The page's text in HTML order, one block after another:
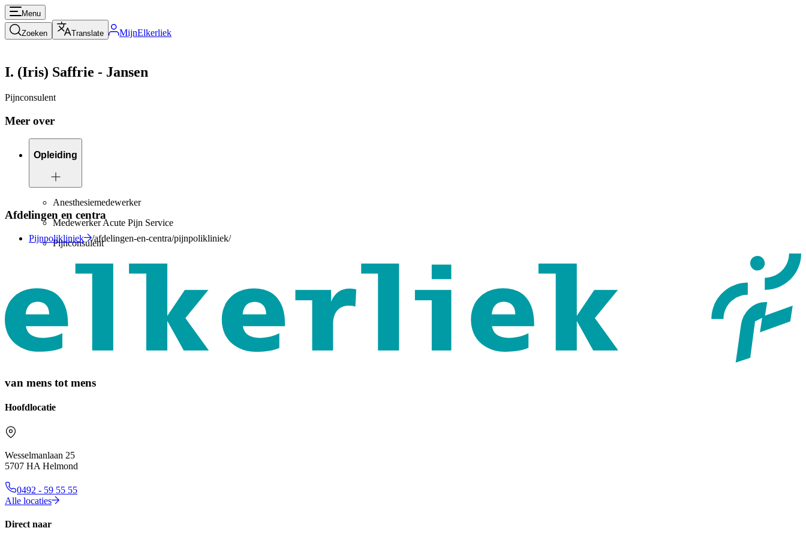
Menu
Zoeken Translate MijnElkerliek
I. (Iris) Saffrie - Jansen
Pijnconsulent
Meer over
Opleiding
Anesthesiemedewerker
Medewerker Acute Pijn Service
Pijnconsulent
Afdelingen en centra
Pijnpolikliniek /afdelingen-en-centra/pijnpolikliniek/
van mens tot mens
Hoofdlocatie
Wesselmanlaan 25
5707 HA Helmond
0492 - 59 55 55
Alle locaties
Direct naar